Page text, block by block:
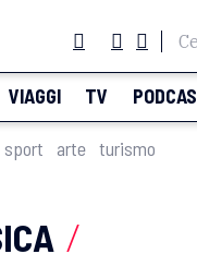
VIAGGI TV
sport arte turismo
/